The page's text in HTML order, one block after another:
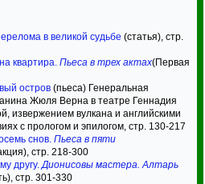
в великой судьбе (статья), стр.
квартира. Пьеса в трех актах(Первая
остров (пьеса) Генеральная
Жюля Верна в театре Геннадия
извержением вулкана и английскими
с прологом и эпилогом, стр. 130-217
снов. Пьеса в пяти
стр. 218-300
другу.Дионисовы мастера. Алтарь
стр. 301-330